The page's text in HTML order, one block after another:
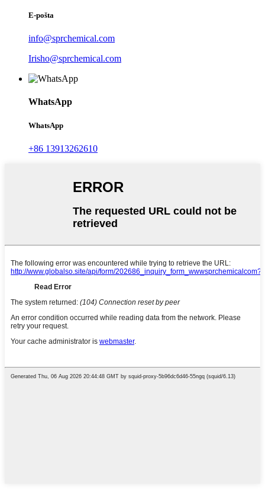
E-pošta
info@sprchemical.com
Irisho@sprchemical.com
WhatsApp
WhatsApp
+86 13913262610